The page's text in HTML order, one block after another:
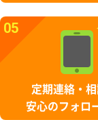
05
定期連絡・
安心のフォロ